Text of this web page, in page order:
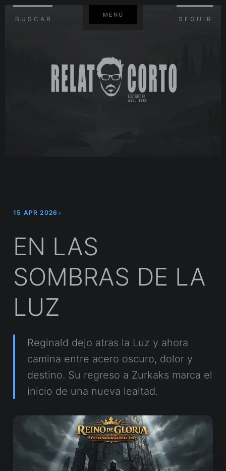
BUSCAR
MENÚ
SEGUIR
15 APR 2026 •
EN LAS
SOMBRAS DE LA
LUZ
Reginald dejo atras la Luz y ahora
camina entre acero oscuro, dolor y
destino. Su regreso a Zurkaks marca el
inicio de una nueva lealtad.